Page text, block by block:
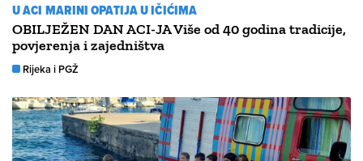
U ACI MARINI OPATIJA U IČIĆIMA
OBILJEŽEN DAN ACI-JA Više od 40 godina tradicije,
povjerenja i zajedništva
Rijeka i PGŽ